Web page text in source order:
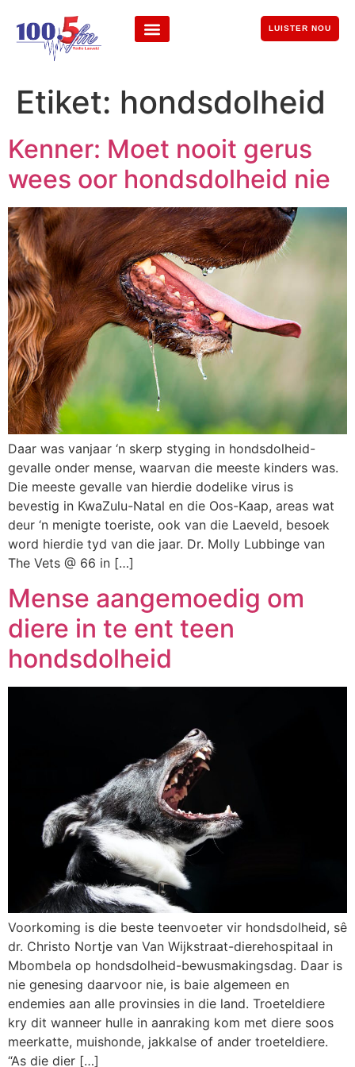
LUISTER NOU
Etiket: hondsdolheid
Kenner: Moet nooit gerus
wees oor hondsdolheid nie
Daar was vanjaar ‘n skerp styging in hondsdolheid-
gevalle onder mense, waarvan die meeste kinders was.
Die meeste gevalle van hierdie dodelike virus is
bevestig in KwaZulu-Natal en die Oos-Kaap, areas wat
deur ‘n menigte toeriste, ook van die Laeveld, besoek
word hierdie tyd van die jaar. Dr. Molly Lubbinge van
The Vets @ 66 in […]
Mense aangemoedig om
diere in te ent teen
hondsdolheid
Voorkoming is die beste teenvoeter vir hondsdolheid, sê
dr. Christo Nortje van Van Wijkstraat-dierehospitaal in
Mbombela op hondsdolheid-bewusmakingsdag. Daar is
nie genesing daarvoor nie, is baie algemeen en
endemies aan alle provinsies in die land. Troeteldiere
kry dit wanneer hulle in aanraking kom met diere soos
meerkatte, muishonde, jakkalse of ander troeteldiere.
“As die dier […]